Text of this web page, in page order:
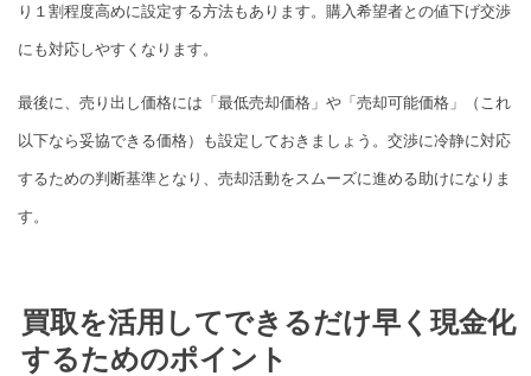
り１割程度高めに設定する方法もあります。購入希望者との値下げ交渉
にも対応しやすくなります。
最後に、売り出し価格には「最低売却価格」や「売却可能価格」（これ
以下なら妥協できる価格）も設定しておきましょう。交渉に冷静に対応
するための判断基準となり、売却活動をスムーズに進める助けになりま
す。
買取を活用してできるだけ早く現金化
するためのポイント